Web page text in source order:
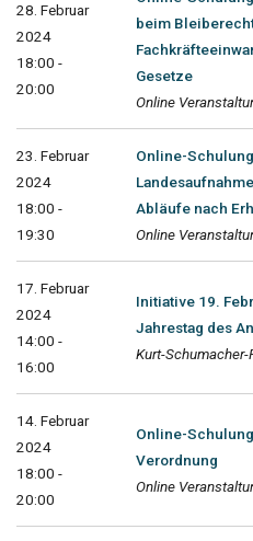
28. Februar
2024
18:00 -
20:00
beim
Gesetze
Online
23. Februar
2024
18:00 -
19:30
Online-
Abläufe nach
Online
17. Februar
2024
14:00 -
16:00
Initiative 19.
Jahrestag des
Kurt-Schumacher-
14. Februar
2024
18:00 -
20:00
Online-
Verordnung
Online